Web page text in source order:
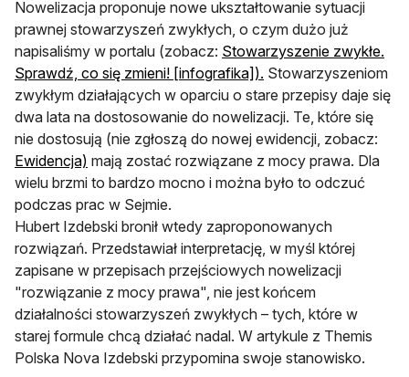
Nowelizacja proponuje nowe ukształtowanie sytuacji
prawnej stowarzyszeń zwykłych, o czym dużo już
napisaliśmy w portalu (zobacz: Stowarzyszenie zwykłe.
Sprawdź, co się zmieni! [infografika]). otwiera się w nowej
Stowarzyszeniom
zwykłym działających w oparciu o stare przepisy daje się
dwa lata na dostosowanie do nowelizacji. Te, które się
nie dostosują (nie zgłoszą do nowej ewidencji, zobacz:
Ewidencja) otwiera się w nowej karcie
mają zostać rozwiązane z mocy prawa. Dla
wielu brzmi to bardzo mocno i można było to odczuć
podczas prac w Sejmie.
Hubert Izdebski bronił wtedy zaproponowanych
rozwiązań. Przedstawiał interpretację, w myśl której
zapisane w przepisach przejściowych nowelizacji
"rozwiązanie z mocy prawa", nie jest końcem
działalności stowarzyszeń zwykłych – tych, które w
starej formule chcą działać nadal. W artykule z Themis
Polska Nova Izdebski przypomina swoje stanowisko.